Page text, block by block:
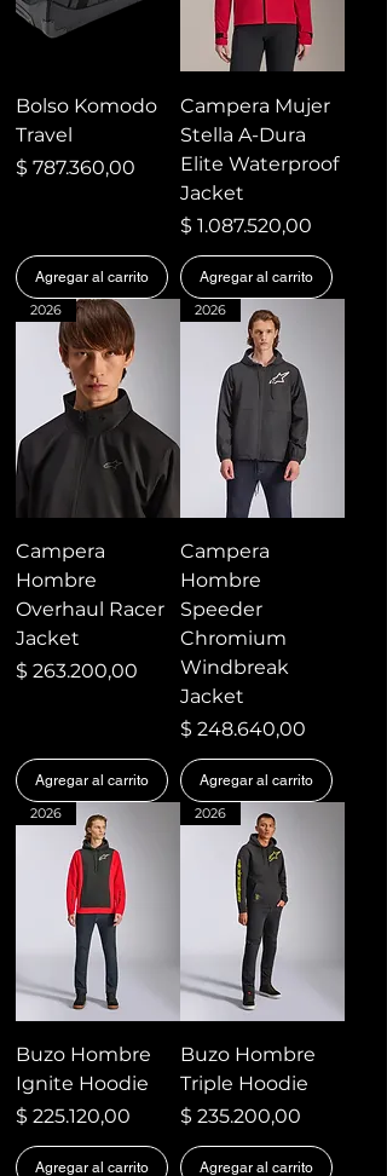
Bolso Komodo
Travel
Precio
$ 787.360,00
Agregar al carrito
Campera Mujer
Stella A-Dura
Elite Waterproof
Jacket
Precio
$ 1.087.520,00
Agregar al carrito
2026
Campera
Hombre
Overhaul Racer
Jacket
Precio
$ 263.200,00
Agregar al carrito
2026
Campera
Hombre
Speeder
Chromium
Windbreak
Jacket
Precio
$ 248.640,00
Agregar al carrito
2026
Buzo Hombre
Ignite Hoodie
Precio
$ 225.120,00
Agregar al carrito
2026
Buzo Hombre
Triple Hoodie
Precio
$ 235.200,00
Agregar al carrito